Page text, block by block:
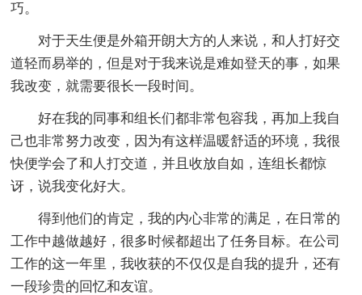
巧。
对于天生便是外箱开朗大方的人来说，和人打好交
道轻而易举的，但是对于我来说是难如登天的事，如果
我改变，就需要很长一段时间。
好在我的同事和组长们都非常包容我，再加上我自
己也非常努力改变，因为有这样温暖舒适的环境，我很
快便学会了和人打交道，并且收放自如，连组长都惊
讶，说我变化好大。
得到他们的肯定，我的内心非常的满足，在日常的
工作中越做越好，很多时候都超出了任务目标。在公司
工作的这一年里，我收获的不仅仅是自我的提升，还有
一段珍贵的回忆和友谊。